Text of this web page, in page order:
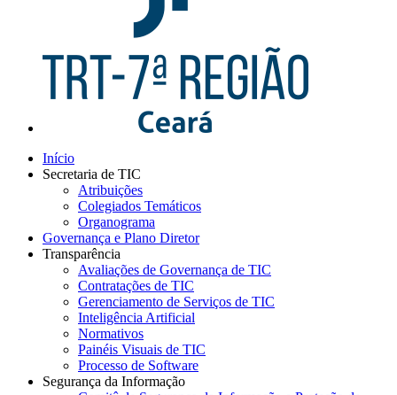
Início
Secretaria de TIC
Atribuições
Colegiados Temáticos
Organograma
Governança e Plano Diretor
Transparência
Avaliações de Governança de TIC
Contratações de TIC
Gerenciamento de Serviços de TIC
Inteligência Artificial
Normativos
Painéis Visuais de TIC
Processo de Software
Segurança da Informação